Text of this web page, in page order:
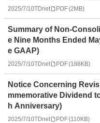
2025/7/10TDnet PDF(2MB)
Summary of Non-
e Nine Months Ended
e GAAP)
2025/7/10TDnet PDF(188KB)
Notice Concerning
mmemorative Dividend
h Anniversary)
2025/7/10TDnet PDF(110KB)